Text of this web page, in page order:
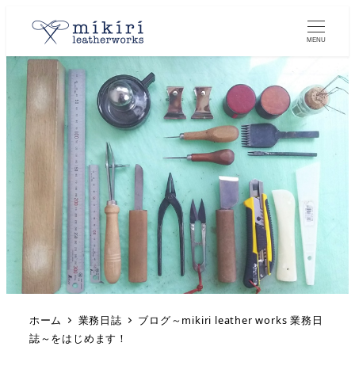
MENU
ホーム 業務日誌
ブログ～mikiri leather works 業務日
誌～をはじめます！